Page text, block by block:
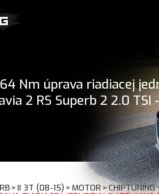
Nm úprava riadiacej
2 RS Superb 2 2.0 TSI
> II 3T (08-15) > MOTOR>